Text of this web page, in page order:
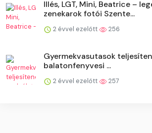
Illés, LGT, Mini, Beatrice –
zenekarok fotói Szente...
2 évvel ezelőtt 256
Gyermekvasutasok
balatonfenyvesi ...
2 évvel ezelőtt 257